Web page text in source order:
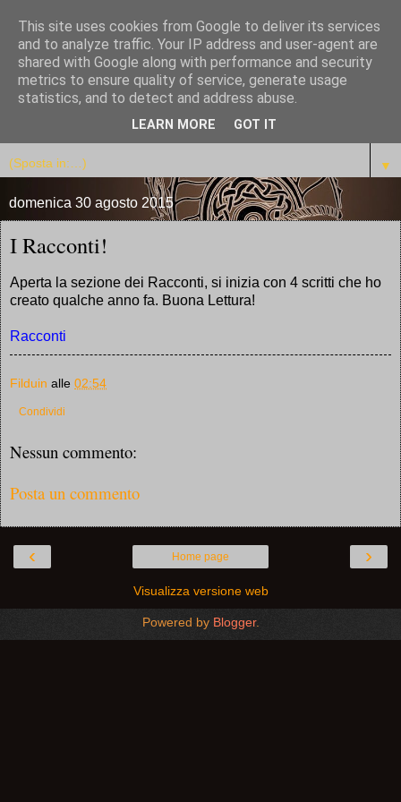
Istaro Quettar
La biblioteca dei Master
▼
domenica 30 agosto 2015
I Racconti!
Aperta la sezione dei Racconti, si inizia con 4 scritti che ho
creato qualche anno fa. Buona Lettura!
Racconti
Filduin alle 02:54
Condividi
Nessun commento:
Posta un commento
‹ ›
Home page
Visualizza versione web
Powered by Blogger.
This site uses cookies from Google to deliver its services
and to analyze traffic. Your IP address and user-agent are
shared with Google along with performance and security
metrics to ensure quality of service, generate usage
statistics, and to detect and address abuse.
LEARN MORE GOT IT